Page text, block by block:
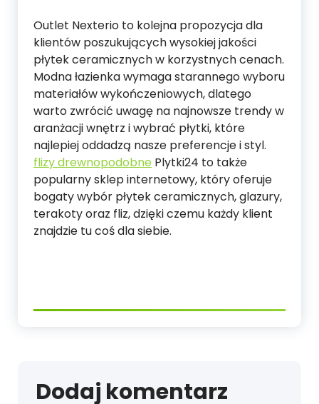
Outlet Nexterio to kolejna propozycja dla
klientów poszukujących wysokiej jakości
płytek ceramicznych w korzystnych cenach.
Modna łazienka wymaga starannego wyboru
materiałów wykończeniowych, dlatego
warto zwrócić uwagę na najnowsze trendy w
aranżacji wnętrz i wybrać płytki, które
najlepiej oddadzą nasze preferencje i styl.
flizy drewnopodobne Plytki24 to także
popularny sklep internetowy, który oferuje
bogaty wybór płytek ceramicznych, glazury,
terakoty oraz fliz, dzięki czemu każdy klient
znajdzie tu coś dla siebie.
Dodaj komentarz